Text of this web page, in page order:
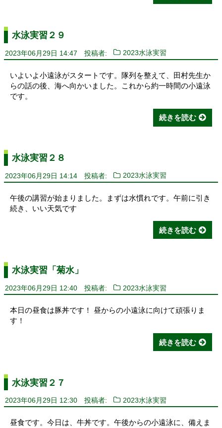
水泳実習２９
2023年06月29日 14:47 投稿者: 2023水泳実習
いよいよ小遠泳がスタートです。隊列を整えて、田村先生か
らの話の後、海へ向かいました。これから約一時間の小遠泳
です。
続きを読む
水泳実習２８
2023年06月29日 14:14 投稿者: 2023水泳実習
午後の講習が始まりました。まずは水慣れです。午前に引き
続き、いい天気です
続きを読む
水泳実習「菊水」
2023年06月29日 12:40 投稿者: 2023水泳実習
本日の昼食は豚丼です！ 昼からの小遠泳に向けて頑張りま
す！
続きを読む
水泳実習２７
2023年06月29日 12:30 投稿者: 2023水泳実習
昼食です。今日は、牛丼です。午後からの小遠泳に、備えま